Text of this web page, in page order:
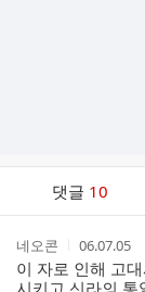
댓글 10
작
성
자
네오콘
작
성
시
06.07.05
이 자로 인해 고
시키고 신라의 통